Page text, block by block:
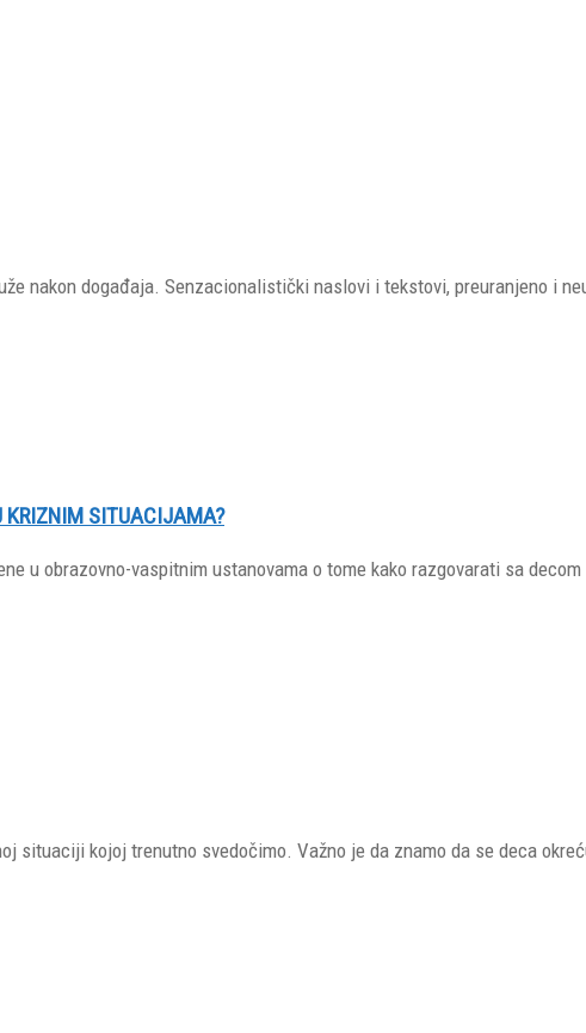
nakon događaja. Senzacionalistički naslovi i tekstovi, preuranjeno i
KRIZNIM SITUACIJAMA?
u obrazovno-vaspitnim ustanovama o tome kako razgovarati sa
situaciji kojoj trenutno svedočimo. Važno je da znamo da se deca